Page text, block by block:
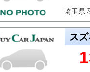
埼玉県
スズ